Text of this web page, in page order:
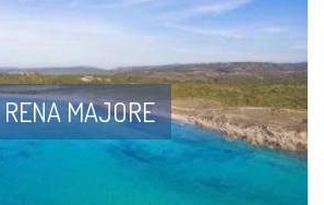
RENA MAJORE